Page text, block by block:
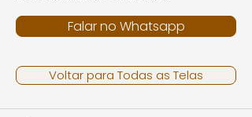
Falar no Whatsapp
Voltar para Todas as Telas